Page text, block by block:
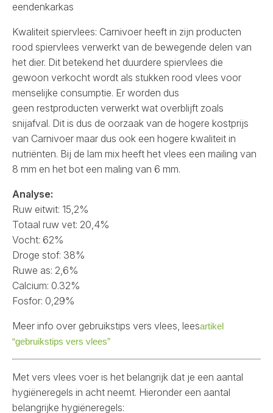
eendenkarkas
Kwaliteit spiervlees: Carnivoer heeft in zijn producten
rood spiervlees verwerkt van de bewegende delen van
het dier. Dit betekend het duurdere spiervlees die
gewoon verkocht wordt als stukken rood vlees voor
menselijke consumptie. Er worden dus
geen restproducten verwerkt wat overblijft zoals
snijafval. Dit is dus de oorzaak van de hogere kostprijs
van Carnivoer maar dus ook een hogere kwaliteit in
nutriënten. Bij de lam mix heeft het vlees een mailing van
8 mm en het bot een maling van 6 mm.
Analyse:
Ruw eitwit: 15,2%
Totaal ruw vet: 20,4%
Vocht: 62%
Droge stof: 38%
Ruwe as: 2,6%
Calcium: 0.32%
Fosfor: 0,29%
Meer info over gebruikstips vers vlees, leesartikel
“gebruikstips vers vlees”
Met vers vlees voer is het belangrijk dat je een aantal
hygiëneregels in acht neemt. Hieronder een aantal
belangrijke hygiëneregels: